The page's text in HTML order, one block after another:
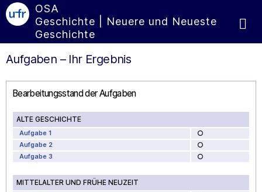
OSA
Geschichte | Neuere und Neueste
Geschichte
Aufgaben – Ihr Ergebnis
Bearbeitungsstand der Aufgaben
ALTE GESCHICHTE
Aufgabe 1
Aufgabe 2
Aufgabe 3
MITTELALTER UND FRÜHE NEUZEIT